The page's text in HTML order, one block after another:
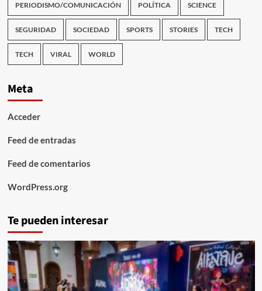
PERIODISMO/COMUNICACIÓN POLÍTICA SCIENCE
SEGURIDAD SOCIEDAD SPORTS STORIES TECH
TECH VIRAL WORLD
Meta
Acceder
Feed de entradas
Feed de comentarios
WordPress.org
Te pueden interesar